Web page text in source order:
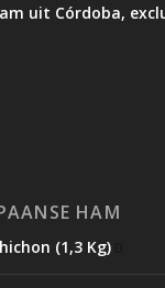
uit Córdoba,
HAM
(1,3 Kg)